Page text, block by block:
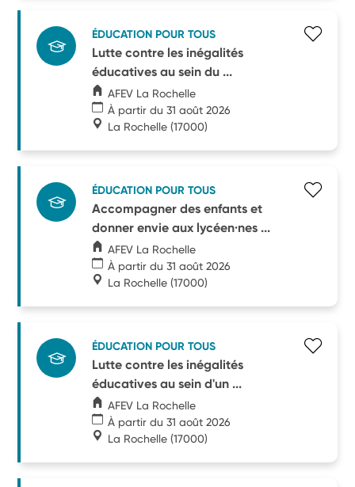
ÉDUCATION POUR TOUS
Lutte contre les inégalités
éducatives au sein du ...
AFEV La Rochelle
À partir du 31 août 2026
La Rochelle (17000)
ÉDUCATION POUR TOUS
Accompagner des enfants et
donner envie aux lycéen·nes ...
AFEV La Rochelle
À partir du 31 août 2026
La Rochelle (17000)
ÉDUCATION POUR TOUS
Lutte contre les inégalités
éducatives au sein d'un ...
AFEV La Rochelle
À partir du 31 août 2026
La Rochelle (17000)